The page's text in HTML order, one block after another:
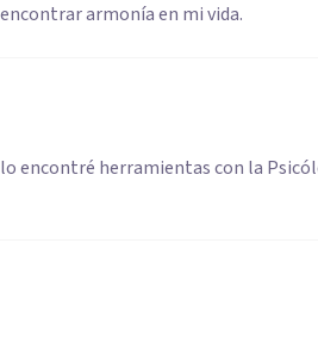
armonía en mi vida.
encontré herramientas con la